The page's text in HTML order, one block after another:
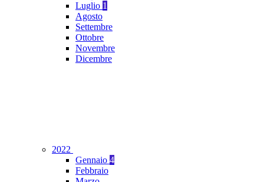
Luglio 1
Agosto
Settembre
Ottobre
Novembre
Dicembre
2022
Gennaio 4
Febbraio